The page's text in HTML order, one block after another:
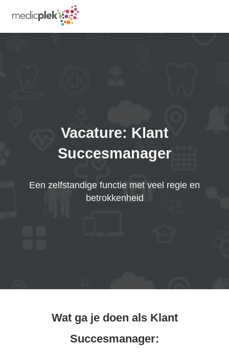
Vacature: Klant
Succesmanager
Een zelfstandige functie met veel regie en
betrokkenheid
Wat ga je doen als Klant
Succesmanager: